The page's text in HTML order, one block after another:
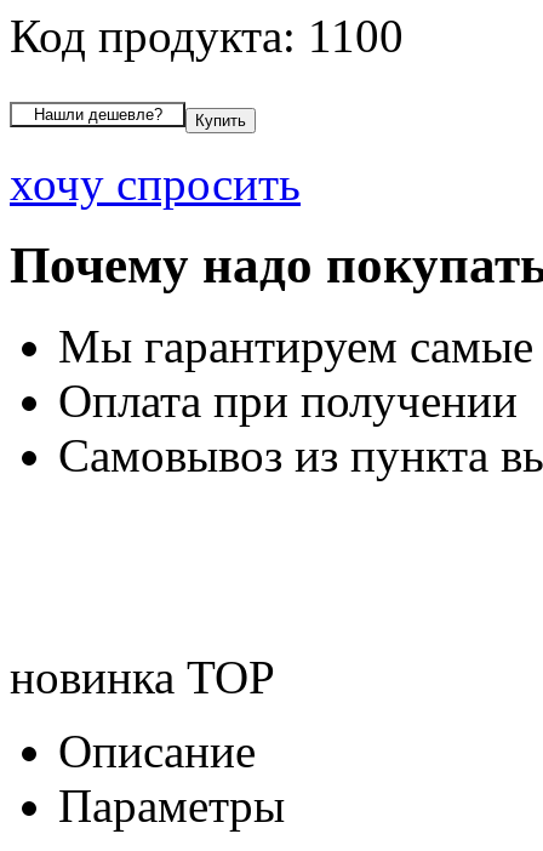
Код продукта: 1100
хочу спросить
Почему надо
Мы гарантируем
Оплата при получении
Самовывоз из пункта
новинка TOP
Описание
Параметры